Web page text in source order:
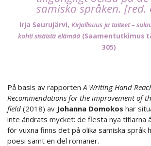
samiska språken. [red.
Irja Seurujärvi, Kirjallisuus ja taiteet –
kohti sisäistä elämää(Saamentutkimus
305)
På basis av rapporten A Writing Hand
Recommendations for the improvement of
field (2018) av Johanna Domokos har
inte ändrats mycket: de flesta nya titlarna
för vuxna finns det på olika samiska språk
poesi samt en del romaner.